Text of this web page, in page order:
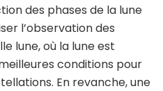
des phases de la lune
l’observation des
lune, où la lune est
conditions pour
En revanche, une